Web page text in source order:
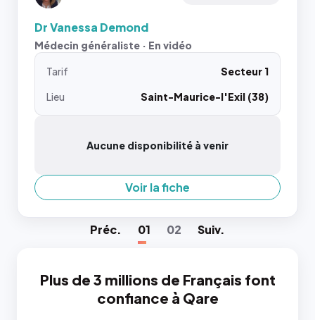
Dr Vanessa Demond
Médecin généraliste · En vidéo
Tarif
Secteur 1
Lieu
Saint-Maurice-l'Exil (38)
Aucune disponibilité à venir
Voir la fiche
Préc. 01 02 Suiv.
Plus de 3 millions de Français font
confiance à Qare